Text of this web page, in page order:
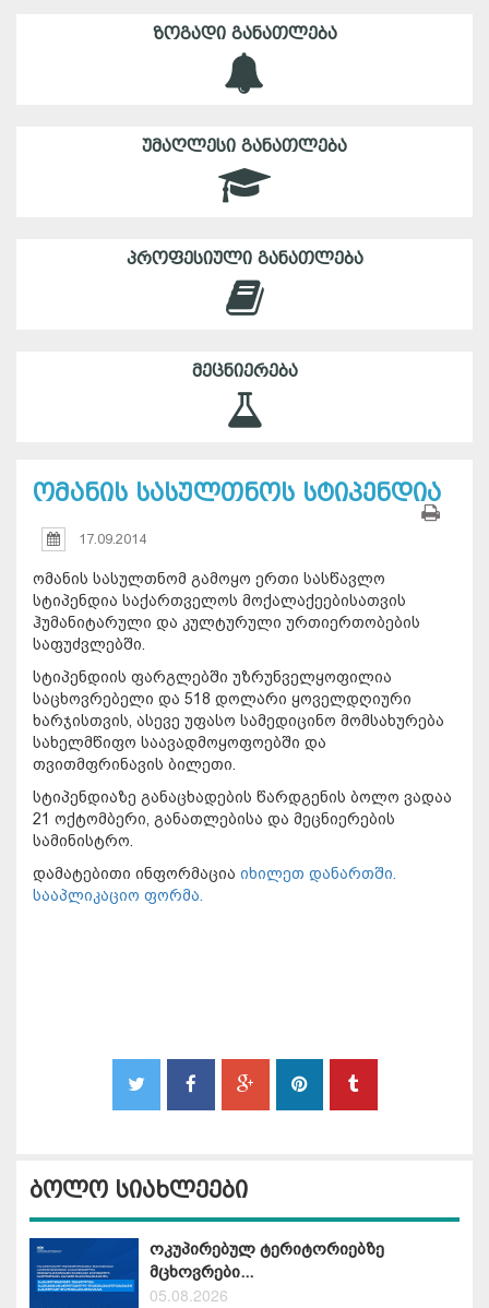
ᲖᲝᲒᲐᲓᲘ ᲒᲐᲜᲐᲗᲚᲔᲑᲐ
ᲣᲛᲐᲦᲚᲔᲡᲘ ᲒᲐᲜᲐᲗᲚᲔᲑᲐ
ᲞᲠᲝᲤᲔᲡᲘᲣᲚᲘ ᲒᲐᲜᲐᲗᲚᲔᲑᲐ
ᲛᲔᲪᲜᲘᲔᲠᲔᲑᲐ
ომანის სასულთნოს სტიპენდია
17.09.2014
ომანის სასულთნომ გამოყო ერთი სასწავლო
სტიპენდია საქართველოს მოქალაქეებისათვის
ჰუმანიტარული და კულტურული ურთიერთობების
საფუძვლებში.
სტიპენდიის ფარგლებში უზრუნველყოფილია
საცხოვრებელი და 518 დოლარი ყოველდღიური
ხარჯისთვის, ასევე უფასო სამედიცინო მომსახურება
სახელმწიფო საავადმოყოფოებში და
თვითმფრინავის ბილეთი.
სტიპენდიაზე განაცხადების წარდგენის ბოლო ვადაა
21 ოქტომბერი, განათლებისა და მეცნიერების
სამინისტრო.
დამატებითი ინფორმაცია იხილეთ დანართში.
სააპლიკაციო ფორმა.
ბოლო სიახლეები
ოკუპირებულ ტერიტორიებზე
მცხოვრები...
05.08.2026